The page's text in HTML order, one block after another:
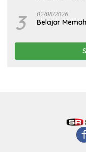
3 02/08/2026
Belajar